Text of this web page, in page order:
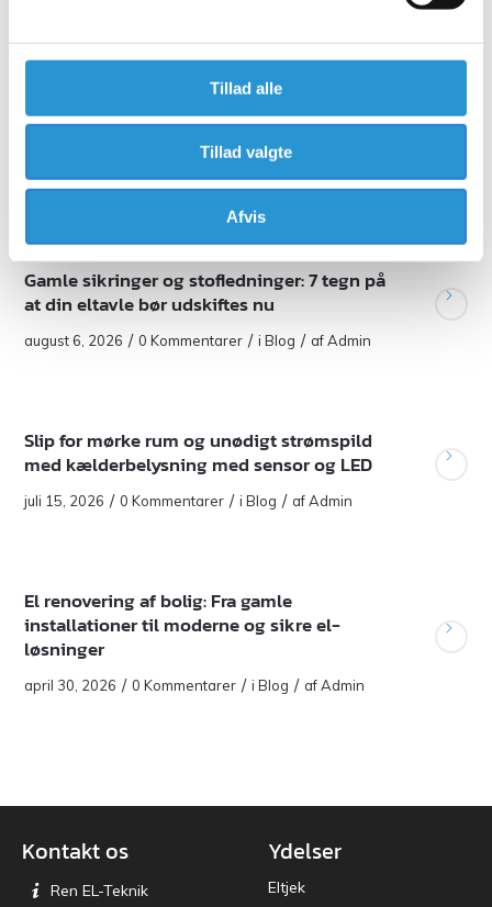
Tillad alle
Tillad valgte
Afvis
Kontakt os 31 35 08 09
Se seneste indlæg
Gamle sikringer og stofledninger: 7 tegn på
at din eltavle bør udskiftes nu​
august 6, 2026 / 0 Kommentarer / iBlog / afAdmin
Slip for mørke rum og unødigt strømspild
med kælderbelysning med sensor og LED
juli 15, 2026 / 0 Kommentarer / iBlog / afAdmin
El renovering af bolig: Fra gamle
installationer til moderne og sikre el-
løsninger
april 30, 2026 / 0 Kommentarer / iBlog / afAdmin
Kontakt os
Ren EL-Teknik
Ydelser
Eltjek